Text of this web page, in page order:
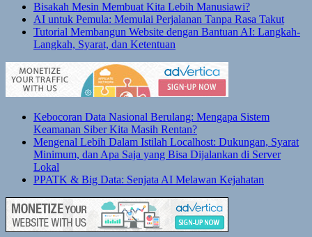
Bisakah Mesin Membuat Kita Lebih Manusiawi?
AI untuk Pemula: Memulai Perjalanan Tanpa Rasa Takut
Tutorial Membangun Website dengan Bantuan AI: Langkah-
Langkah, Syarat, dan Ketentuan
Kebocoran Data Nasional Berulang: Mengapa Sistem
Keamanan Siber Kita Masih Rentan?
Mengenal Lebih Dalam Istilah Localhost: Dukungan, Syarat
Minimum, dan Apa Saja yang Bisa Dijalankan di Server
Lokal
PPATK & Big Data: Senjata AI Melawan Kejahatan